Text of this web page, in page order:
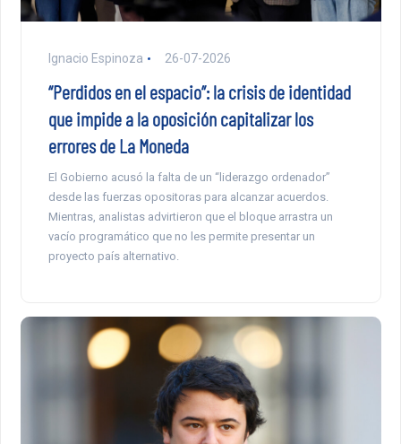
Ignacio Espinoza 26-07-2026
“Perdidos en el espacio”: la crisis de identidad
que impide a la oposición capitalizar los
errores de La Moneda
El Gobierno acusó la falta de un “liderazgo ordenador”
desde las fuerzas opositoras para alcanzar acuerdos.
Mientras, analistas advirtieron que el bloque arrastra un
vacío programático que no les permite presentar un
proyecto país alternativo.